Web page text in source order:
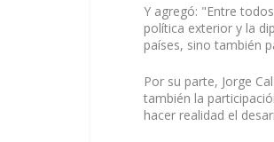
Y agregó: "Entre
política exterior y la
países, sino también
Por su parte, Jorge
también la
hacer realidad el